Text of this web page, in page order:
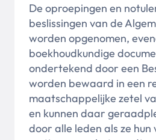
De oproepingen en
beslissingen van de
worden opgenomen,
boekhoudkundige
ondertekend door een
worden bewaard in een
maatschappelijke zetel
en kunnen daar
door alle leden als ze hun